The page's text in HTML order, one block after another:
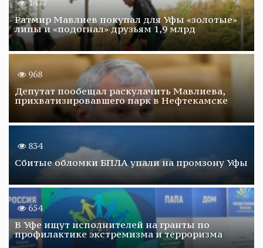
1477
Ратмир Мавлиев покупал для Уфы «золотые»
липы и «подогнал» друзьям 1,9 млрд
968
Депутат пообещал раскулачить Мавлиева,
прихватизировавшего парк в Нефтекамске
834
Сбитые обломки БПЛА упали на промзону Уфы
654
В Уфе ищут исполнителей на гранты по
профилактике экстремизма и терроризма